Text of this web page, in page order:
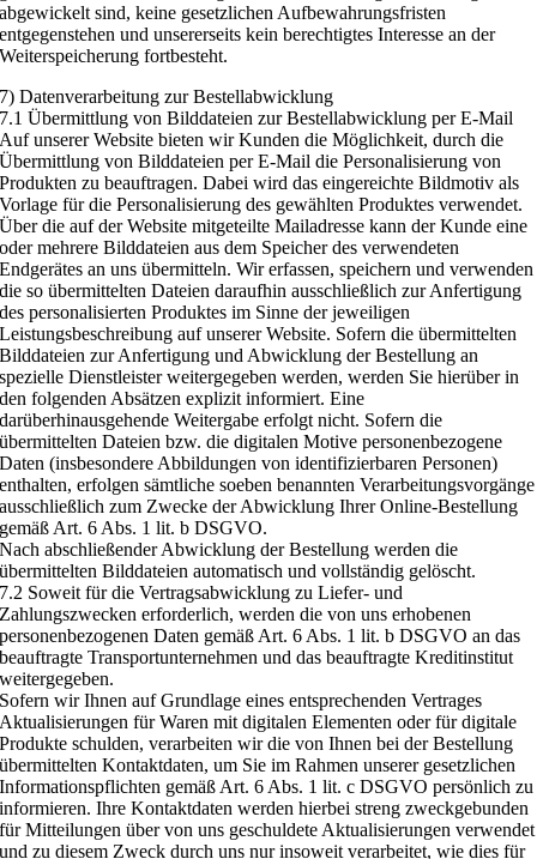
abgewickelt sind, keine gesetzlichen Aufbewahrungsfristen
entgegenstehen und unsererseits kein berechtigtes Interesse an der
Weiterspeicherung fortbesteht.
7) Datenverarbeitung zur Bestellabwicklung
7.1 Übermittlung von Bilddateien zur Bestellabwicklung per E-Mail
Auf unserer Website bieten wir Kunden die Möglichkeit, durch die
Übermittlung von Bilddateien per E-Mail die Personalisierung von
Produkten zu beauftragen. Dabei wird das eingereichte Bildmotiv als
Vorlage für die Personalisierung des gewählten Produktes verwendet.
Über die auf der Website mitgeteilte Mailadresse kann der Kunde eine
oder mehrere Bilddateien aus dem Speicher des verwendeten
Endgerätes an uns übermitteln. Wir erfassen, speichern und verwenden
die so übermittelten Dateien daraufhin ausschließlich zur Anfertigung
des personalisierten Produktes im Sinne der jeweiligen
Leistungsbeschreibung auf unserer Website. Sofern die übermittelten
Bilddateien zur Anfertigung und Abwicklung der Bestellung an
spezielle Dienstleister weitergegeben werden, werden Sie hierüber in
den folgenden Absätzen explizit informiert. Eine
darüberhinausgehende Weitergabe erfolgt nicht. Sofern die
übermittelten Dateien bzw. die digitalen Motive personenbezogene
Daten (insbesondere Abbildungen von identifizierbaren Personen)
enthalten, erfolgen sämtliche soeben benannten Verarbeitungsvorgänge
ausschließlich zum Zwecke der Abwicklung Ihrer Online-Bestellung
gemäß Art. 6 Abs. 1 lit. b DSGVO.
Nach abschließender Abwicklung der Bestellung werden die
übermittelten Bilddateien automatisch und vollständig gelöscht.
7.2 Soweit für die Vertragsabwicklung zu Liefer- und
Zahlungszwecken erforderlich, werden die von uns erhobenen
personenbezogenen Daten gemäß Art. 6 Abs. 1 lit. b DSGVO an das
beauftragte Transportunternehmen und das beauftragte Kreditinstitut
weitergegeben.
Sofern wir Ihnen auf Grundlage eines entsprechenden Vertrages
Aktualisierungen für Waren mit digitalen Elementen oder für digitale
Produkte schulden, verarbeiten wir die von Ihnen bei der Bestellung
übermittelten Kontaktdaten, um Sie im Rahmen unserer gesetzlichen
Informationspflichten gemäß Art. 6 Abs. 1 lit. c DSGVO persönlich zu
informieren. Ihre Kontaktdaten werden hierbei streng zweckgebunden
für Mitteilungen über von uns geschuldete Aktualisierungen verwendet
und zu diesem Zweck durch uns nur insoweit verarbeitet, wie dies für